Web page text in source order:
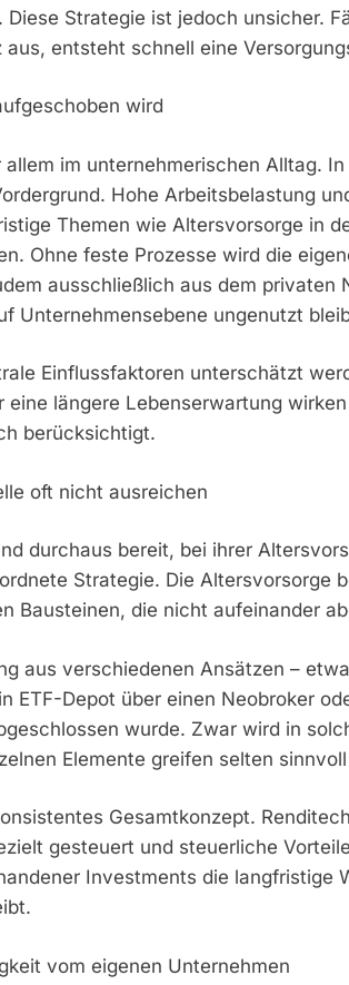
Strategie ist jedoch unsicher.
entsteht schnell eine
wird
im unternehmerischen Alltag.
Hohe Arbeitsbelastung
Themen wie Altersvorsorge in
Ohne feste Prozesse wird die
ausschließlich aus dem privaten
Unternehmensebene ungenutzt
Einflussfaktoren unterschätzt
eine längere Lebenserwartung
berücksichtigt.
oft nicht ausreichen
durchaus bereit, bei ihrer
Strategie. Die Altersvorsorge
Bausteinen, die nicht aufeinander
aus verschiedenen Ansätzen –
ETF-Depot über einen Neobroker
wurde. Zwar wird in
Elemente greifen selten
Gesamtkonzept.
gesteuert und steuerliche
Investments die langfristige
vom eigenen Unternehmen